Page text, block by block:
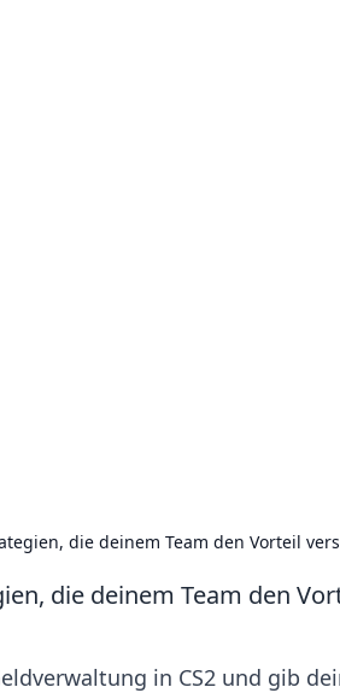
die deinem Team den Vorteil
die deinem Team den
in CS2 und gib